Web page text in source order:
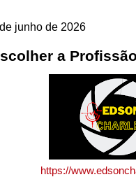
junho de 2026
a
https://